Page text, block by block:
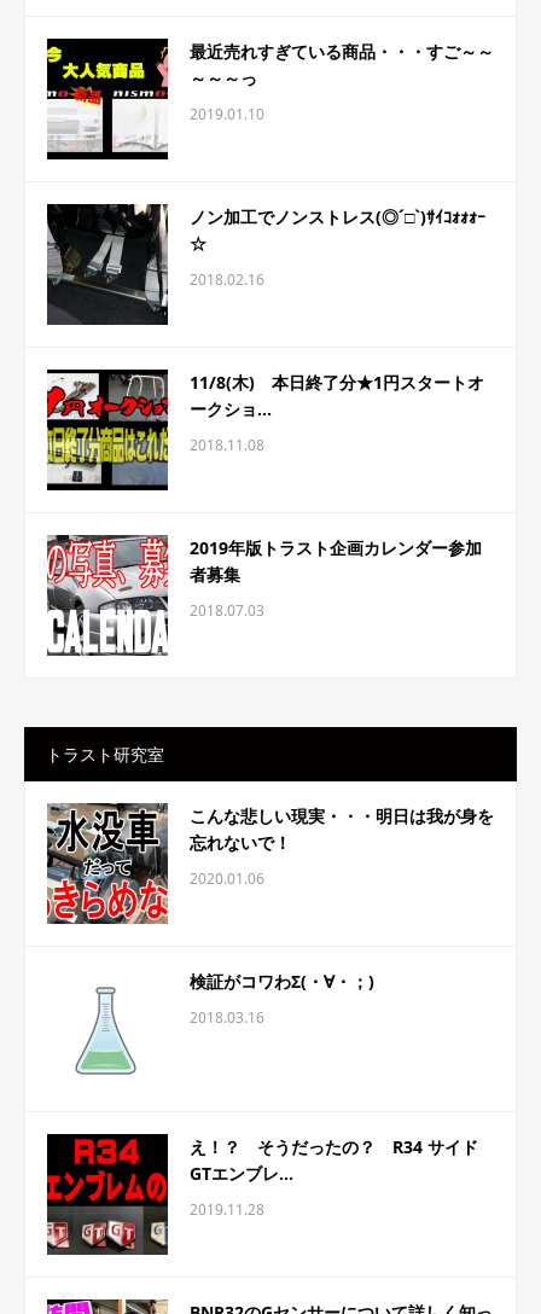
最近売れすぎている商品・・・すご～～
～～～っ
2019.01.10
ノン加工でノンストレス(◎´□`)ｻｲｺｫｫｫｰ
☆
2018.02.16
11/8(木) 本日終了分★1円スタートオ
ークショ...
2018.11.08
2019年版トラスト企画カレンダー参加
者募集
2018.07.03
トラスト研究室
こんな悲しい現実・・・明日は我が身を
忘れないで！
2020.01.06
検証がコワわΣ(・∀・；)
2018.03.16
え！？ そうだったの？ R34 サイド
GTエンブレ...
2019.11.28